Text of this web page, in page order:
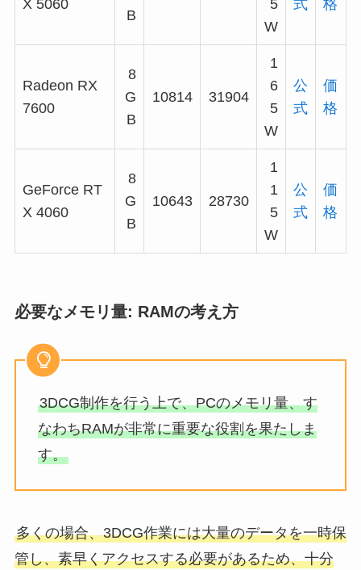
X 5060
B
5
W
式 格
Radeon RX
7600
8
G
B
10814 31904
1
6
5
W
公
式
価
格
GeForce RT
X 4060
8
G
B
10643 28730
1
1
5
W
公
式
価
格
必要なメモリ量: RAMの考え方
3DCG制作を行う上で、PCのメモリ量、す
なわちRAMが非常に重要な役割を果たしま
す。
多くの場合、3DCG作業には大量のデータを一時保
管し、素早くアクセスする必要があるため、十分